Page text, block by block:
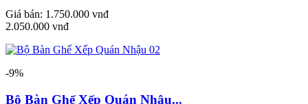
Giá bán: 1.750.000 vnđ
2.050.000 vnđ
-9%
Bộ Bàn Ghế Xếp Quán Nhậu...